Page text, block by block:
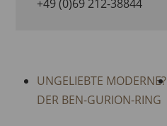
+49 (0)69 212-38844
UNGELIEBTE MODERNE?
DER BEN-GURION-RING